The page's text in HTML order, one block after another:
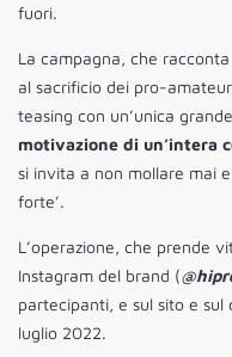
fuori.
La campagna, che
al sacrificio dei pro-
teasing con un’unica
motivazione di un’intera
si invita a non mollare mai
forte’.
L’operazione, che prende
Instagram del brand (
partecipanti, e sul sito e sul
luglio 2022.